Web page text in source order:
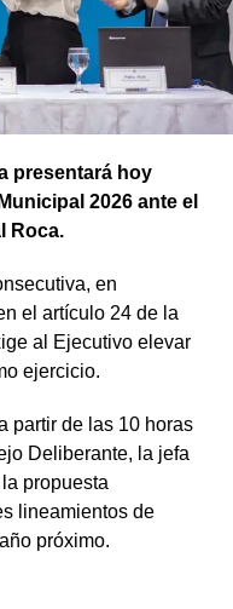
presentará hoy
2026 ante el
Roca.
en
el artículo 24 de la
al Ejecutivo elevar
ejercicio.
partir de las 10 horas
Deliberante, la jefa
propuesta
lineamientos de
próximo.